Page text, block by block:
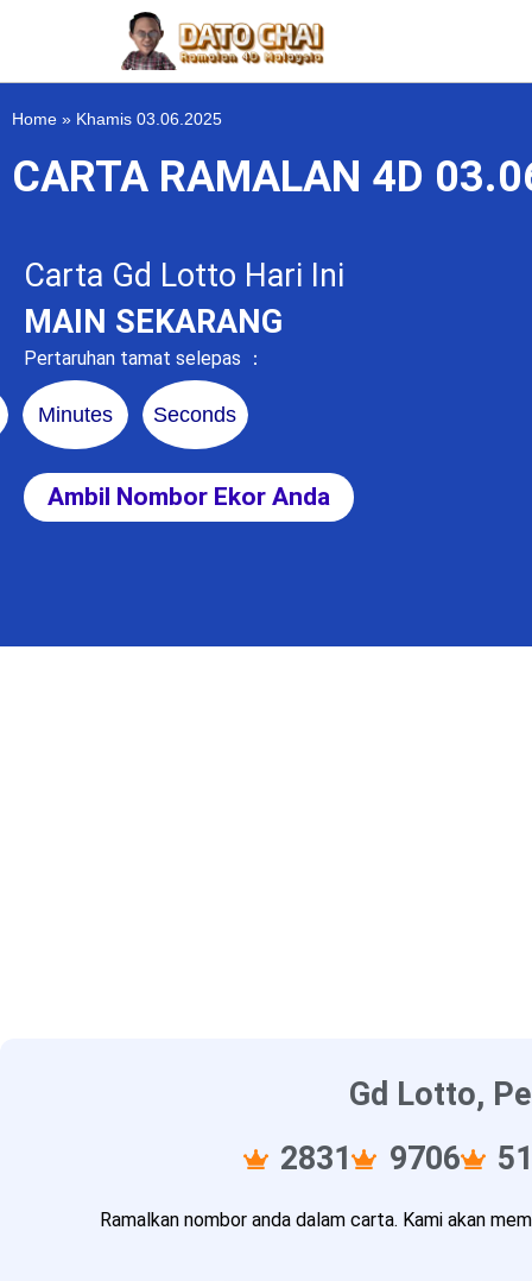
Home » Khamis 03.06.2025
CARTA RAMALAN 4D
Carta Gd Lotto Hari Ini
MAIN SEKARANG
Pertaruhan tamat selepas ：
Minutes Seconds
Ambil Nombor Ekor Anda
Gd Lotto,
2831
9706
Ramalkan nombor anda dalam carta. Kami akan